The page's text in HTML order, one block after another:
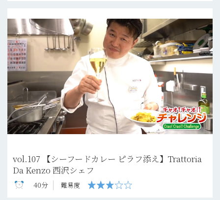
vol.107 【シーフードカレー ピラフ添え】Trattoria
Da Kenzo 西沢シェフ
40分 難易度